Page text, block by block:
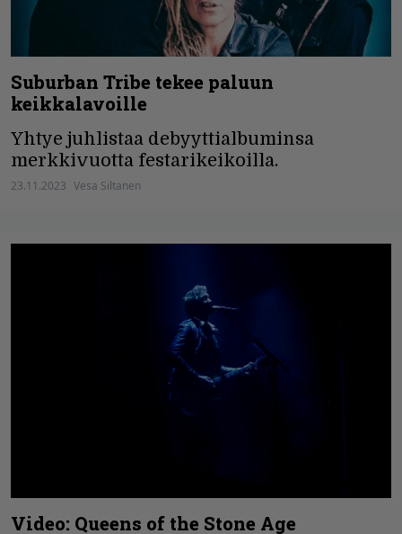
Suburban Tribe tekee paluun
keikkalavoille
Yhtye juhlistaa debyyttialbuminsa
merkkivuotta festarikeikoilla.
23.11.2023 Vesa Siltanen
Video: Queens of the Stone Age